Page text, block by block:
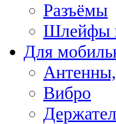
Разъёмы
Шлейфы
Для
Вибро